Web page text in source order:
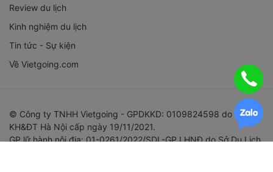
Review du lịch
Kinh nghiệm du lịch
Tin tức - Sự kiện
Về Vietgoing.com
© Công ty TNHH Vietgoing - GPDKKD: 0109824598 do Sở
KH&ĐT Hà Nội cấp ngày 19/11/2021.
GP lữ hành nội địa: 01-0261/2022/SDL-GP LHNĐ do Sở Du Lịch